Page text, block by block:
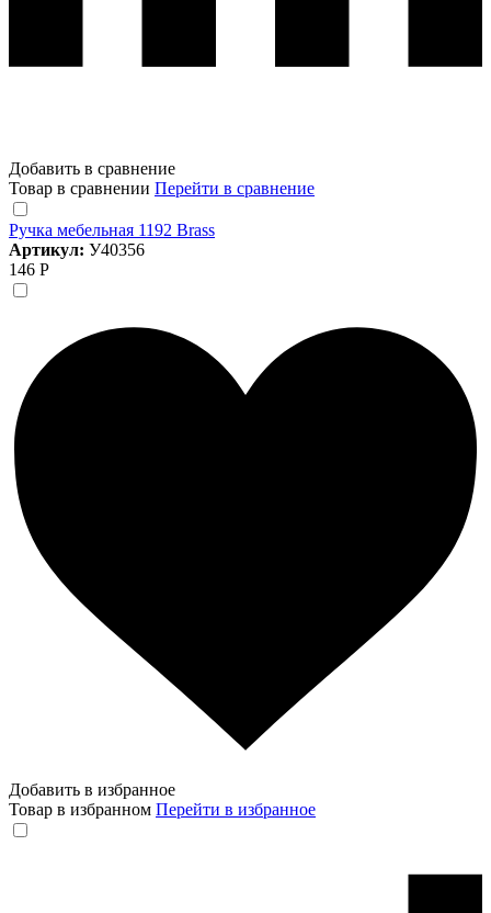
Добавить в сравнение
Товар в сравнении Перейти в сравнение
Ручка мебельная 1192 Brass
Артикул: У40356
146 Р
Добавить в избранное
Товар в избранном Перейти в избранное